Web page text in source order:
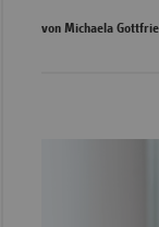
von Michaela